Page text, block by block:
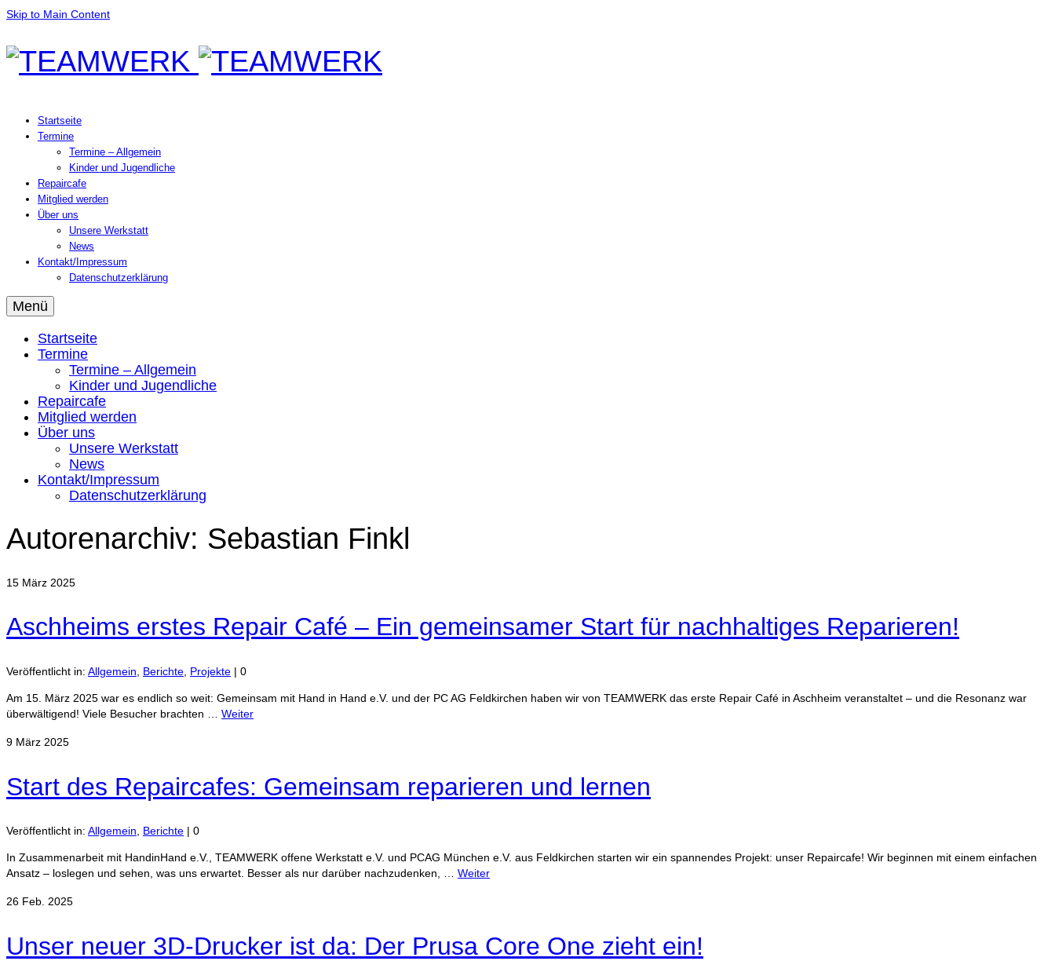
Skip to Main Content
Startseite
Termine
Termine – Allgemein
Kinder und Jugendliche
Repaircafe
Mitglied werden
Über uns
Unsere Werkstatt
News
Kontakt/Impressum
Datenschutzerklärung
Menü
Startseite
Termine
Termine – Allgemein
Kinder und Jugendliche
Repaircafe
Mitglied werden
Über uns
Unsere Werkstatt
News
Kontakt/Impressum
Datenschutzerklärung
Autorenarchiv: Sebastian Finkl
15 März 2025
Aschheims erstes Repair Café – Ein gemeinsamer Start für nachhaltiges Reparieren!
Veröffentlicht in: Allgemein Berichte Projekte | 0
Am 15. März 2025 war es endlich so weit: Gemeinsam mit Hand in Hand e.V. und der PC AG Feldkirchen haben wir von TEAMWERK das erste Repair Café in Aschheim veranstaltet – und die Resonanz war
überwältigend! Viele Besucher brachten … Weiter
9 März 2025
Start des Repaircafes: Gemeinsam reparieren und lernen
Veröffentlicht in: Allgemein Berichte | 0
In Zusammenarbeit mit HandinHand e.V., TEAMWERK offene Werkstatt e.V. und PCAG München e.V. aus Feldkirchen starten wir ein spannendes Projekt: unser Repaircafe! Wir beginnen mit einem einfachen
Ansatz – loslegen und sehen, was uns erwartet. Besser als nur darüber nachzudenken, … Weiter
26 Feb. 2025
Unser neuer 3D-Drucker ist da: Der Prusa Core One zieht ein!